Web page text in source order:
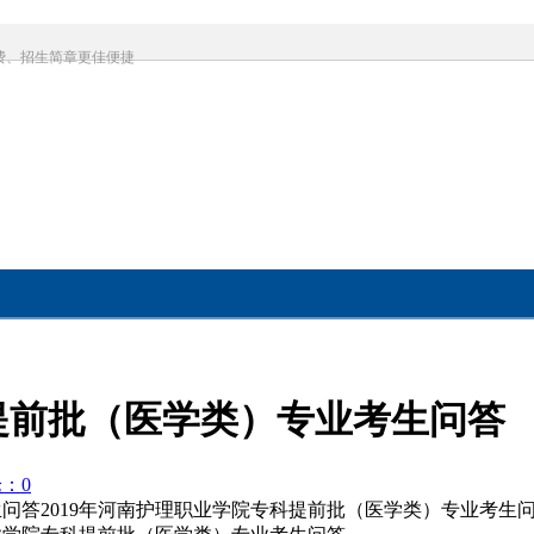
招生简章更佳便捷
批（医学类）专业考生问答
0
答2019年河南护理职业学院专科提前批（医学类）专业考生